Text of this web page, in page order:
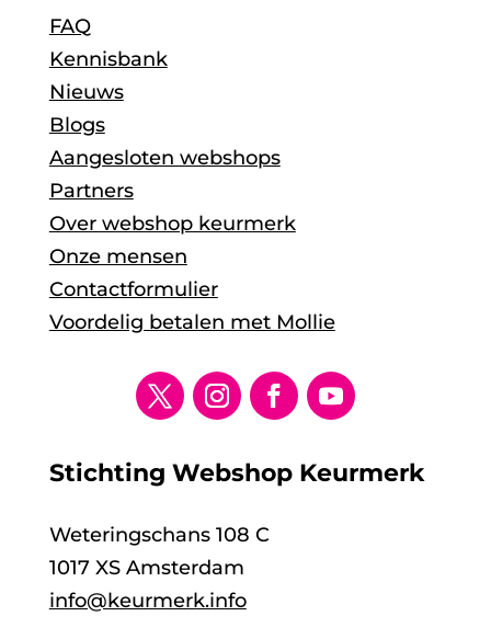
FAQ
Kennisbank
Nieuws
Blogs
Aangesloten webshops
Partners
Over webshop keurmerk
Onze mensen
Contactformulier
Voordelig betalen met Mollie
Stichting Webshop Keurmerk
Weteringschans 108 C
1017 XS Amsterdam
info@keurmerk.info